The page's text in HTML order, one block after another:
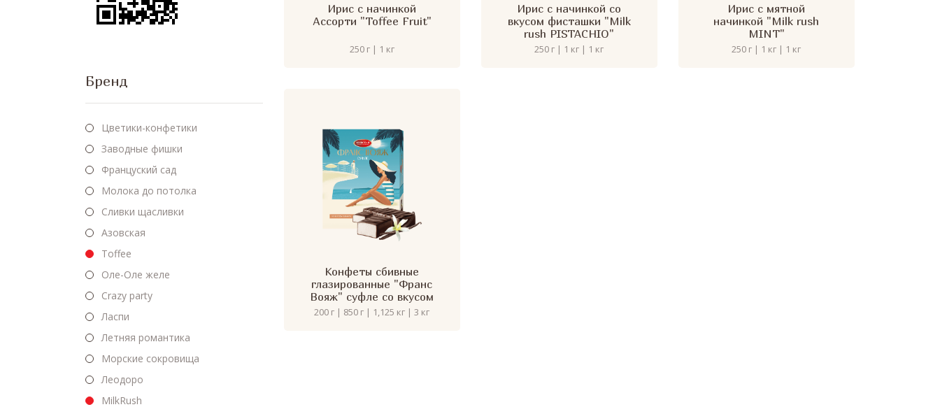
Бренд
Цветики-конфетики
Заводные фишки
Француский сад
Молока до потолка
Сливки щасливки
Азовская
Toffee
Оле-Оле желе
Crazy party
Ласпи
Летняя романтика
Морские сокровища
Леодоро
MilkRush
Ирис с начинкой
Ассорти "Toffee Fruit"
250 г | 1 кг
Ирис с начинкой со
вкусом фисташки "Milk
rush PISTACHIO"
250 г | 1 кг | 1 кг
Ирис с мятной
начинкой "Milk rush
MINT"
250 г | 1 кг | 1 кг
Конфеты сбивные
глазированные "Франс
Вояж" суфле со вкусом
ванили
200 г | 850 г | 1,125 кг | 3 кг